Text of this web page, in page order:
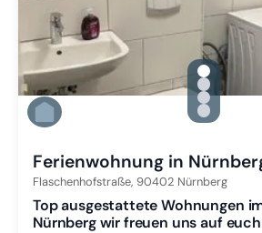
Zu Slide
Zu Slide
Zu Slide
Zu Slide 4
Ferienwohnung in
Flaschenhofstraße, 90402 Nürnberg
Top ausgestattete Wohnungen
Nürnberg wir freuen uns auf